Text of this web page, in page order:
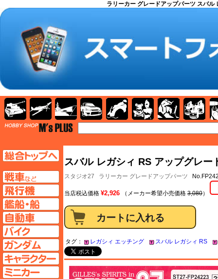
ラリーカー グレードアップパーツ スバ
スバル レガシィ RS アップグレー
スタジオ27 ラリーカー グレードアップパーツ
当店税込価格 ¥2,926 （メーカー希望小売価格 3,080）
タグ： レガシィ エッチング スバル レガシィ RS
AFV
自動車ページへ
バイクページへ
ガンダムページへ
キャラクターページへ
ミニカーページへ
AFV 飛行機 艦船 自動車 バイク キャラクターガンダム 塗料